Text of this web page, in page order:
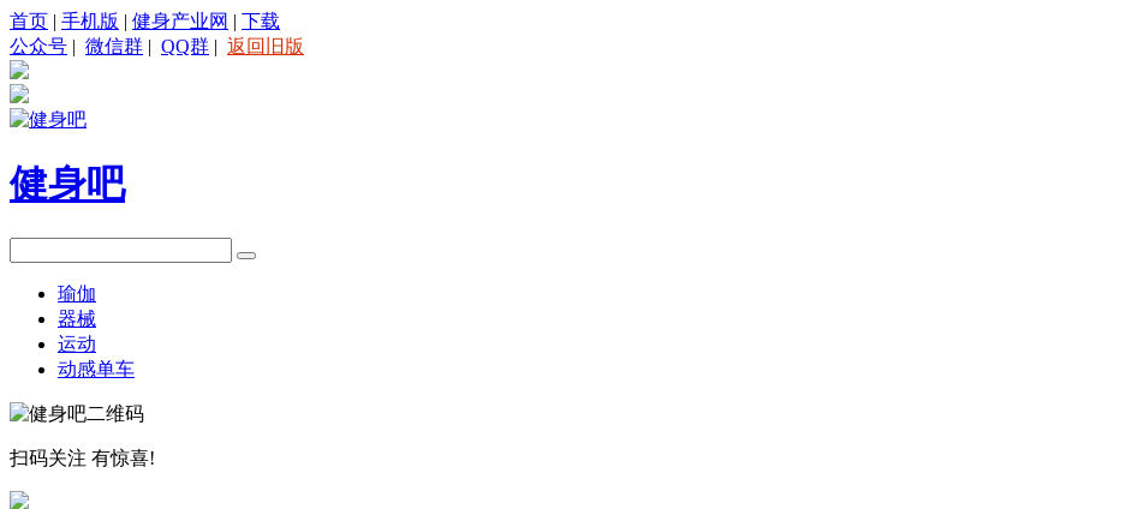
首页 | 手机版 | 健身产业网 | 下载
公众号 | 微信群 | QQ群 | 返回旧版
健身吧
瑜伽
器械
运动
动感单车
扫码关注 有惊喜!